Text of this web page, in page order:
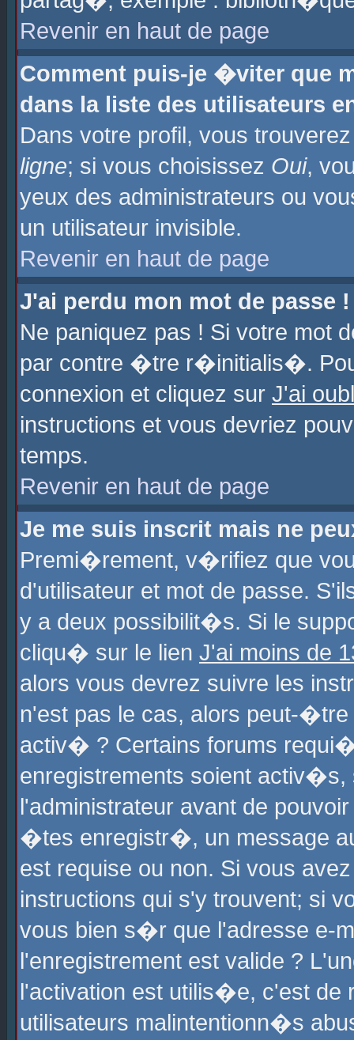
Revenir en haut de page
Comment puis-je �viter que
dans la liste des utilisateurs
Dans votre profil, vous
ligne; si vous choisissez Oui,
yeux des administrateurs ou
un utilisateur invisible.
Revenir en haut de page
J'ai perdu mon mot de passe !
Ne paniquez pas ! Si votre
par contre �tre r�initialis�.
connexion et cliquez sur J'ai
instructions et vous devriez
temps.
Revenir en haut de page
Je me suis inscrit mais ne
Premi�rement, v�rifiez que
d'utilisateur et mot de passe.
y a deux possibilit�s. Si le
cliqu� sur le lien J'ai moins de
alors vous devrez suivre les
n'est pas le cas, alors peut-
activ� ? Certains forums
enregistrements soient
l'administrateur avant de
�tes enregistr�, un message
est requise ou non. Si vous
instructions qui s'y trouvent; si
vous bien s�r que l'adresse e-
l'enregistrement est valide ?
l'activation est utilis�e, c'est
utilisateurs malintentionn�s